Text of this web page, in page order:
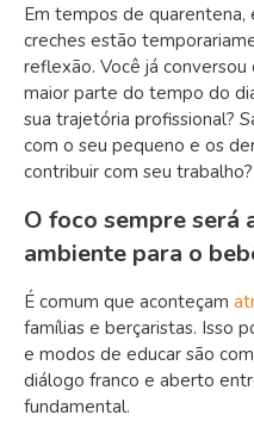
Em tempos de quarentena,
creches estão
reflexão. Você já conversou
maior parte do tempo do
sua trajetória profissional?
com o seu pequeno e os
contribuir com seu trabalho?
O foco sempre será
ambiente para o
É comum que aconteçam
famílias e berçaristas. Isso
e modos de educar são
diálogo franco e aberto
fundamental.